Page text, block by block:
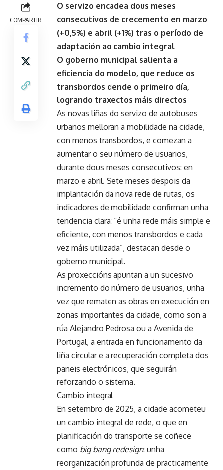
COMPARTIR
O servizo encadea dous meses
consecutivos de crecemento en marzo
(+0,5%) e abril (+1%) tras o período de
adaptación ao cambio integral
O goberno municipal salienta a
eficiencia do modelo, que reduce os
transbordos dende o primeiro día,
logrando traxectos máis directos
As novas liñas do servizo de autobuses
urbanos melloran a mobilidade na cidade,
con menos transbordos, e comezan a
aumentar o seu número de usuarios,
durante dous meses consecutivos: en
marzo e abril. Sete meses despois da
implantación da nova rede de rutas, os
indicadores de mobilidade confirman unha
tendencia clara: “é unha rede máis simple e
eficiente, con menos transbordos e cada
vez máis utilizada”, destacan desde o
goberno municipal.
As proxeccións apuntan a un sucesivo
incremento do número de usuarios, unha
vez que rematen as obras en execución en
zonas importantes da cidade, como son a
rúa Alejandro Pedrosa ou a Avenida de
Portugal, a entrada en funcionamento da
liña circular e a recuperación completa dos
paneis electrónicos, que seguirán
reforzando o sistema.
Cambio integral
En setembro de 2025, a cidade acometeu
un cambio integral de rede, o que en
planificación do transporte se coñece
como big bang redesign: unha
reorganización profunda de practicamente